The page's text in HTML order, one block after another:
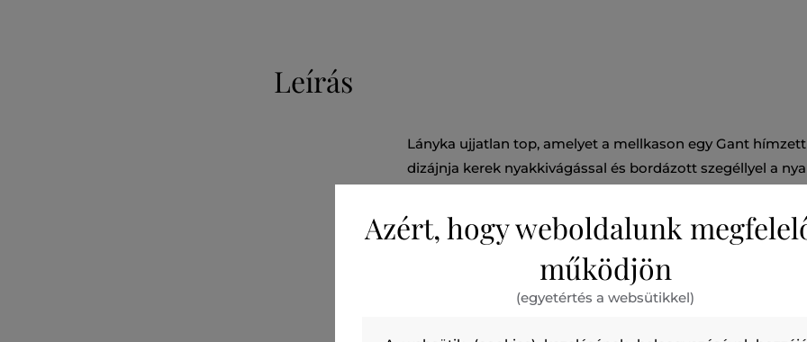
Leírás
Lányka ujjatlan top, amelyet a mellkason egy Gant
dizájnja kerek nyakkivágással és bordázott szegéllyel a
képességet, formamegtartást és egyszerű karbantartást
kombinálható és praktikus darab, amely stílusosan
Azért, hogy weboldalunk
működjön
(egyetértés a websütikkel)